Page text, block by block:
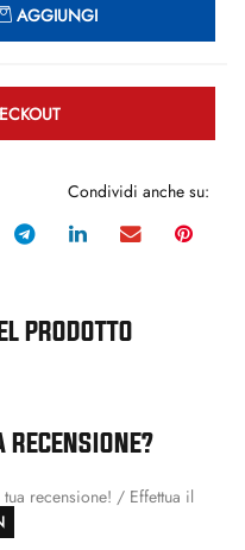
AGGIUNGI
Condividi anche su:
PRODOTTO
RECENSIONE?
recensione! / Effettua il